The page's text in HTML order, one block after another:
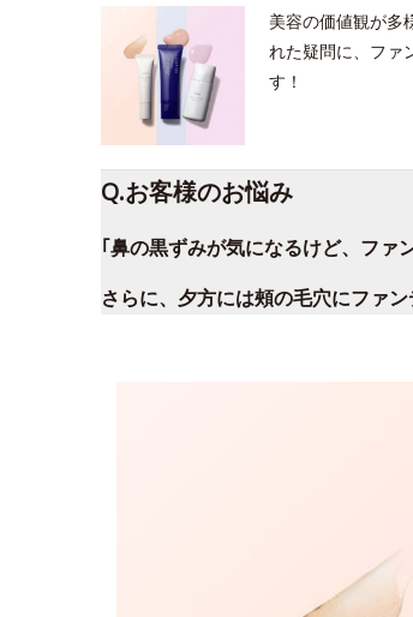
美容の価値観が多
れた疑問に、ファ
す！
Q.お客様のお悩み
｢鼻の黒ずみが気になるけど、ファ
さらに、夕方には頰の毛穴にファ